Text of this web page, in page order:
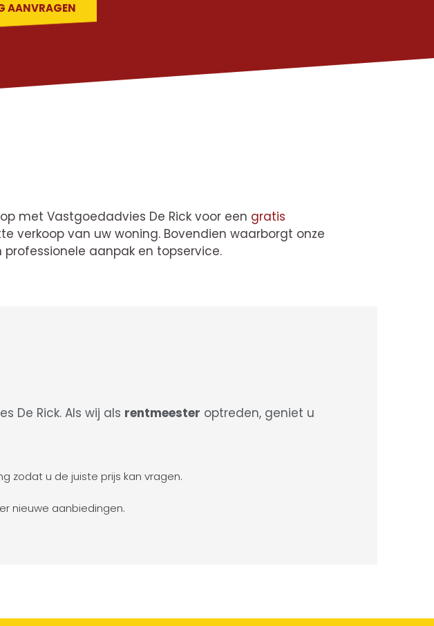
AANVRAGEN
met Vastgoedadvies De Rick voor een gratis
verkoop van uw woning. Bovendien waarborgt onze
professionele aanpak en topservice.
De Rick. Als wij als rentmeester optreden, geniet u
zodat u de juiste prijs kan vragen.
nieuwe aanbiedingen.